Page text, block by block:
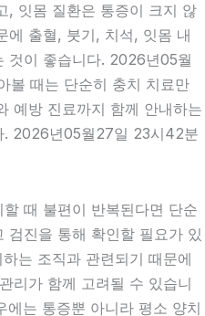
, 잇몸 질환은 통증이 크지 않
에 출혈, 붓기, 치석, 잇몸 내
것이 좋습니다. 2026년05월
볼 때는 단순히 충치 치료만
예방 진료까지 함께 안내하는
. 2026년05월27일 23시42분
때 불편이 반복된다면 단순
검진을 통해 확인할 필요가 있
는 조직과 관련되기 때문에
리가 함께 고려될 수 있습니
에는 통증뿐 아니라 평소 양치